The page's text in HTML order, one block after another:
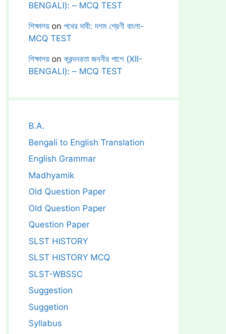
BENGALI): – MCQ TEST
শিক্ষালয়on পথের দাবী: দশম শ্রেণী বাংলা-
MCQ TEST
শিক্ষালয়onক্রন্দনরতা জননীর পাশে (XII-
BENGALI): – MCQ TEST
B.A.
Bengali to English Translation
English Grammar
Madhyamik
Old Question Paper
Old Question Paper
Question Paper
SLST HISTORY
SLST HISTORY MCQ
SLST-WBSSC
Suggestion
Suggetion
Syllabus